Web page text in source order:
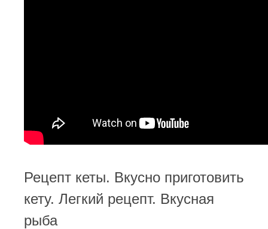
Рецепт кеты. Вкусно приготовить
кету. Легкий рецепт. Вкусная
рыба